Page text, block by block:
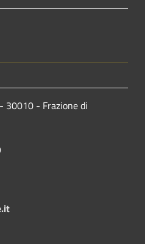
30010 - Frazione di